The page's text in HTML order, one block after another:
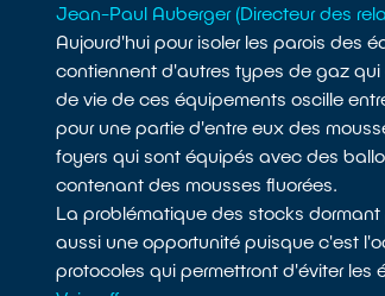
Jean-Paul Auberger (Directeur des
Aujourd'hui pour isoler les parois des
contiennent d'autres types de gaz qui
de vie de ces équipements oscille
pour une partie d'entre eux des
foyers qui sont équipés avec des
contenant des mousses fluorées.
La problématique des stocks
aussi une opportunité puisque c'est
protocoles qui permettront d'éviter les